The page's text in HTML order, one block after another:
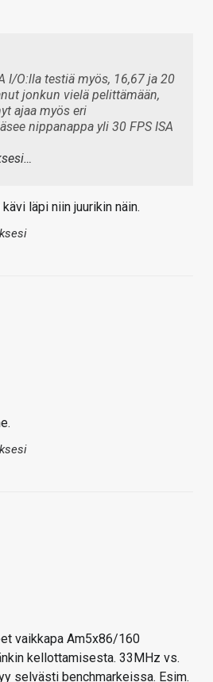
I/O:lla testiä myös, 16,67 ja 20
jonkun vielä pelittämään,
ajaa myös eri
nippanappa yli 30 FPS ISA
läpi niin juurikin näin.
vaikkapa Am5x86/160
kellottamisesta. 33MHz vs.
selvästi benchmarkeissa. Esim.